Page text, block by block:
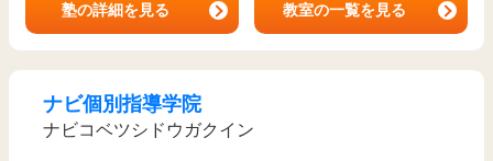
塾の詳細を見る 教室の一覧を見る
ナビ個別指導学院
ナビコベツシドウガクイン